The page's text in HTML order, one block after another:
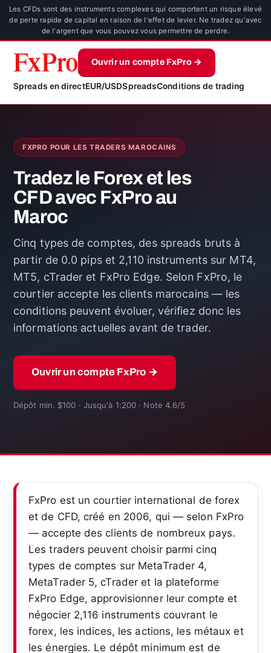
Les CFDs sont des instruments complexes qui comportent un risque élevé
de perte rapide de capital en raison de l'effet de levier. Ne tradez qu'avec
de l'argent que vous pouvez vous permettre de perdre.
Spreads en directEUR/USDSpreadsConditions de trading
Ouvrir un compte FxPro →
FXPRO POUR LES TRADERS MAROCAINS
Tradez le Forex et les
CFD avec FxPro au
Maroc
Cinq types de comptes, des spreads bruts à
partir de 0.0 pips et 2,110 instruments sur MT4,
MT5, cTrader et FxPro Edge. Selon FxPro, le
courtier accepte les clients marocains — les
conditions peuvent évoluer, vérifiez donc les
informations actuelles avant de trader.
Ouvrir un compte FxPro →
Dépôt min. $100 · Jusqu'à 1:200 · Note 4.6/5
FxPro est un courtier international de forex
et de CFD, créé en 2006, qui — selon FxPro
— accepte des clients de nombreux pays.
Les traders peuvent choisir parmi cinq
types de comptes sur MetaTrader 4,
MetaTrader 5, cTrader et la plateforme
FxPro Edge, approvisionner leur compte et
négocier 2,116 instruments couvrant le
forex, les indices, les actions, les métaux et
les énergies. Le dépôt minimum est de